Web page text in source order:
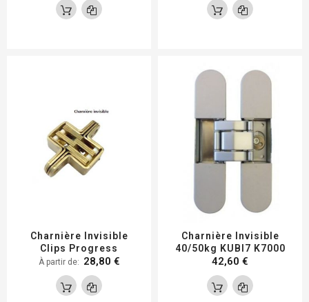
Charnière Invisible
Clips Progress
À partir de 28,80 €
Charnière Invisible
40/50kg KUBI7 K7000
42,60 €